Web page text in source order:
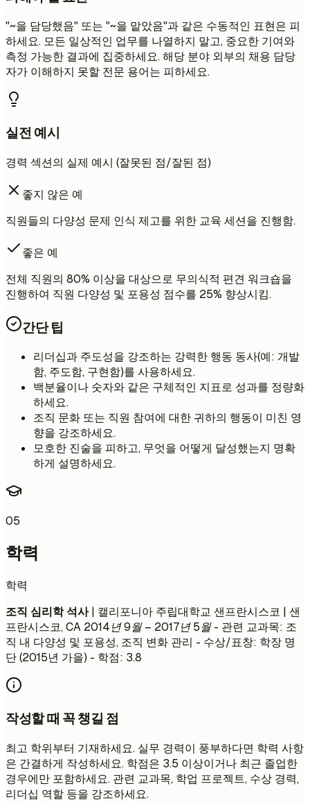
"~을 담당했음" 또는 "~을 맡았음"과 같은 수동적인 표현은 피
하세요. 모든 일상적인 업무를 나열하지 말고, 중요한 기여와
측정 가능한 결과에 집중하세요. 해당 분야 외부의 채용 담당
자가 이해하지 못할 전문 용어는 피하세요.
실전 예시
경력 섹션의 실제 예시 (잘못된 점/잘된 점)
좋지 않은 예
직원들의 다양성 문제 인식 제고를 위한 교육 세션을 진행함.
좋은 예
전체 직원의 80% 이상을 대상으로 무의식적 편견 워크숍을
진행하여 직원 다양성 및 포용성 점수를 25% 향상시킴.
간단 팁
리더십과 주도성을 강조하는 강력한 행동 동사(예: 개발
함, 주도함, 구현함)를 사용하세요.
백분율이나 숫자와 같은 구체적인 지표로 성과를 정량화
하세요.
조직 문화 또는 직원 참여에 대한 귀하의 행동이 미친 영
향을 강조하세요.
모호한 진술을 피하고, 무엇을 어떻게 달성했는지 명확
하게 설명하세요.
05
학력
학력
조직 심리학 석사| 캘리포니아 주립대학교 샌프란시스코 | 샌
프란시스코, CA 2014년 9월 – 2017년 5월- 관련 교과목: 조
직 내 다양성 및 포용성, 조직 변화 관리 - 수상/표창: 학장 명
단 (2015년 가을) - 학점: 3.8
작성할 때 꼭 챙길 점
최고 학위부터 기재하세요. 실무 경력이 풍부하다면 학력 사항
은 간결하게 작성하세요. 학점은 3.5 이상이거나 최근 졸업한
경우에만 포함하세요. 관련 교과목, 학업 프로젝트, 수상 경력,
리더십 역할 등을 강조하세요.